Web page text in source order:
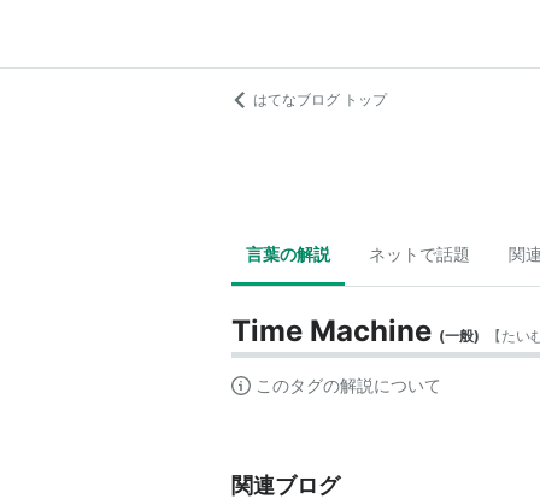
はてなブログ トップ
言葉の解説 ネットで話題 関
Time Machine (一般) 【たい
このタグの解説について
関連ブログ